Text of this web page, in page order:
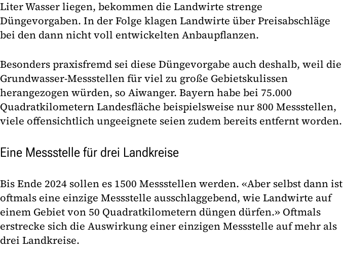
Liter Wasser liegen, bekommen die Landwirte strenge
Düngevorgaben. In der Folge klagen Landwirte über Preisabschläge
bei den dann nicht voll entwickelten Anbaupflanzen.
Besonders praxisfremd sei diese Düngevorgabe auch deshalb, weil die
Grundwasser-Messstellen für viel zu große Gebietskulissen
herangezogen würden, so Aiwanger. Bayern habe bei 75.000
Quadratkilometern Landesfläche beispielsweise nur 800 Messstellen,
viele offensichtlich ungeeignete seien zudem bereits entfernt worden.
Eine Messstelle für drei Landkreise
Bis Ende 2024 sollen es 1500 Messstellen werden. «Aber selbst dann ist
oftmals eine einzige Messstelle ausschlaggebend, wie Landwirte auf
einem Gebiet von 50 Quadratkilometern düngen dürfen.» Oftmals
erstrecke sich die Auswirkung einer einzigen Messstelle auf mehr als
drei Landkreise.